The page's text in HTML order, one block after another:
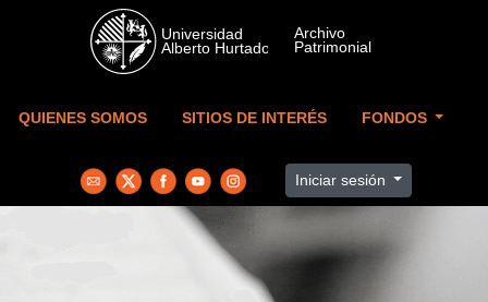
Skip to main content
QUIENES SOMOS SITIOS DE INTERÉS FONDOS
Iniciar sesión